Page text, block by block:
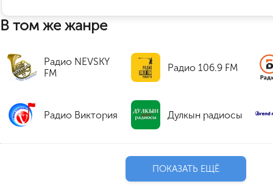
В том же жанре
Радио NEVSKY
FM
Радио 106.9 FM
Радио Виктория Дулкын радиосы
ПОКАЗАТЬ ЕЩЁ